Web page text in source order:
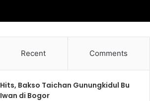
Recent Comments
Hits, Bakso Taichan Gunungkidul Bu
Iwan di Bogor